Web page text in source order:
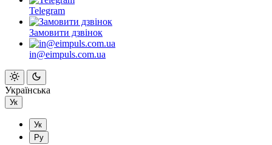
Telegram
Замовити дзвінок
in@eimpuls.com.ua
Українська
Ук
Ук
Ру